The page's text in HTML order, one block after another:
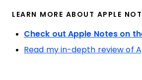
LEARN MORE ABOUT APPLE
Check out Apple Notes on
Read my in-depth review of